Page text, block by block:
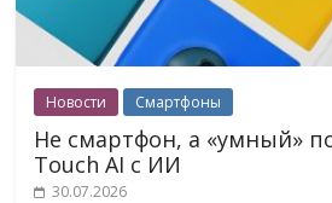
Новости Смартфоны
Не смартфон, а «умный»
Touch AI с ИИ
30.07.2026